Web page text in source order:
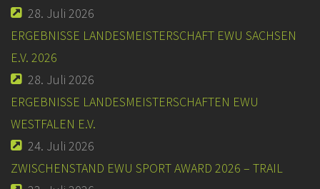
28. Juli 2026
ERGEBNISSE LANDESMEISTERSCHAFT EWU SACHSEN
E.V. 2026
28. Juli 2026
ERGEBNISSE LANDESMEISTERSCHAFTEN EWU
WESTFALEN E.V.
24. Juli 2026
ZWISCHENSTAND EWU SPORT AWARD 2026 – TRAIL